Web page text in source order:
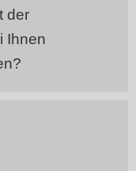
der
Ihnen